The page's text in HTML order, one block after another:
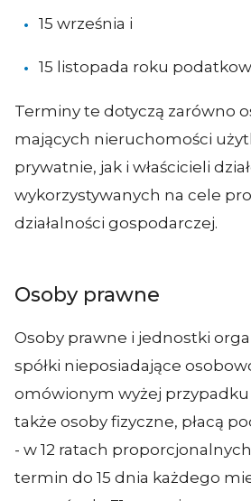
15 września i
15 listopada roku
Terminy te dotyczą zarówno
mających nieruchomości
prywatnie, jak i właścicieli
wykorzystywanych na cele
działalności gospodarczej.
Osoby prawne
Osoby prawne i jednostki
spółki nieposiadające
omówionym wyżej przypadku
także osoby fizyczne, płacą
- w 12 ratach
termin do 15 dnia każdego